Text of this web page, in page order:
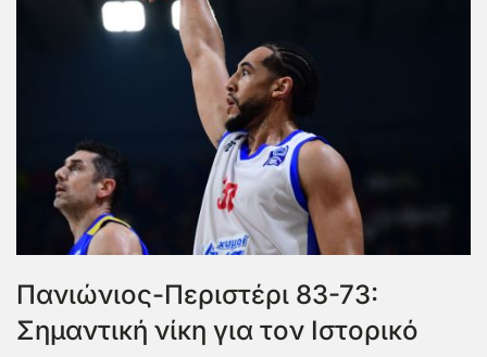
Πανιώνιος-Περιστέρι 83-73:
Σημαντική νίκη για τον Ιστορικό